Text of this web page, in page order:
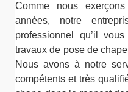
Comme nous
années, notre
professionnel qu’il
travaux de pose de
Nous avons à notre
compétents et très